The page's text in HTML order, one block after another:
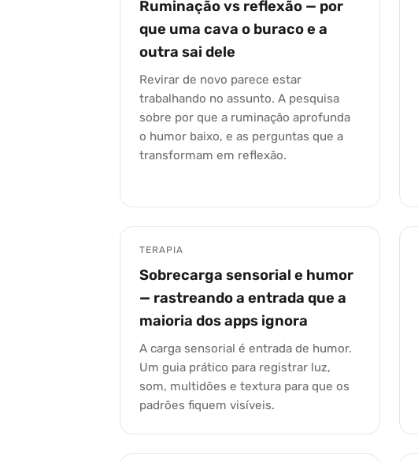
Ruminação vs reflexão — por
que uma cava o buraco e a
outra sai dele
Revirar de novo parece estar
trabalhando no assunto. A pesquisa
sobre por que a ruminação aprofunda
o humor baixo, e as perguntas que a
transformam em reflexão.
TERAPIA
Sobrecarga sensorial e humor
— rastreando a entrada que a
maioria dos apps ignora
A carga sensorial é entrada de humor.
Um guia prático para registrar luz,
som, multidões e textura para que os
padrões fiquem visíveis.